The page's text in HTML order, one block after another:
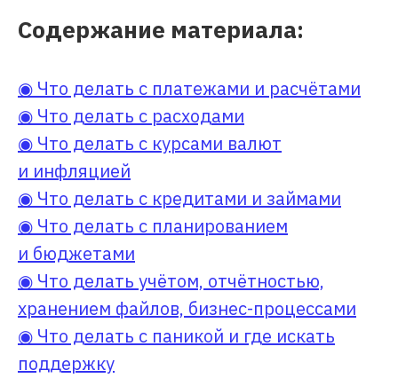
Содержание материала:
◉ Что делать с платежами и расчётами
◉ Что делать с расходами
◉ Что делать с курсами валют
и инфляцией
◉ Что делать с кредитами и займами
◉ Что делать с планированием
и бюджетами
◉ Что делать учётом, отчётностью,
хранением файлов, бизнес-процессами
◉ Что делать с паникой и где искать
поддержку